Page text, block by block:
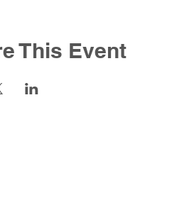
This Event